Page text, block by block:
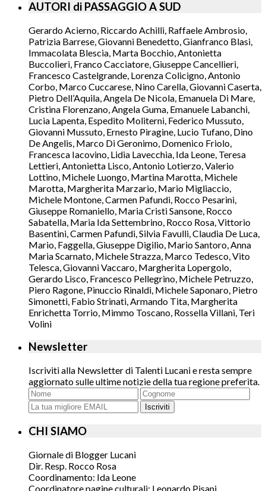
AUTORI di PASSAGGIO A SUD
Gerardo Acierno, Riccardo Achilli, Raffaele Ambrosio,
Patrizia Barrese, Giovanni Benedetto, Gianfranco Blasi,
Immacolata Blescia, Marta Bocchio, Antonietta
Buccolieri, Franco Cacciatore, Giuseppe Cancellieri,
Francesco Castelgrande, Lorenza Colicigno, Antonio
Corbo, Marco Cuccarese, Nino Carella, Giovanni Caserta,
Pietro Dell’Aquila, Angela De Nicola, Emanuela Di Mare,
Cristina Florenzano, Angela Guma, Emanuele Labanchi,
Lucia Lapenta, Espedito Moliterni, Federico Mussuto,
Giovanni Mussuto, Ernesto Piragine, Lucio Tufano, Dino
De Angelis, Marco Di Geronimo, Domenico Friolo,
Francesca Iacovino, Lidia Lavecchia, Ida Leone, Teresa
Lettieri, Antonietta Lisco, Antonio Lotierzo, Valerio
Lottino, Michele Luongo, Martina Marotta, Michele
Marotta, Margherita Marzario, Mario Migliaccio,
Michele Montone, Carmen Pafundi, Rocco Pesarini,
Giuseppe Romaniello, Maria Cristi Sansone, Rocco
Sabatella, Maria Ida Settembrino, Rocco Rosa, Vittorio
Basentini, Carmen Pafundi, Silvia Favulli, Claudia De Luca,
Mario, Faggella, Giuseppe Digilio, Mario Santoro, Anna
Maria Scarnato, Michele Strazza, Marco Tedesco, Vito
Telesca, Giovanni Vaccaro, Margherita Lopergolo,
Gerardo Lisco, Francesco Pellegrino, Michele Petruzzo,
Piero Ragone, Pinuccio Rinaldi, Michele Saponaro, Pietro
Simonetti, Fabio Strinati, Armando Tita, Margherita
Enrichetta Torrio, Mimmo Toscano, Rossella Villani, Teri
Volini
Newsletter
Iscriviti alla Newsletter di Talenti Lucani e resta sempre
aggiornato sulle ultime notizie della tua regione preferita.
Iscriviti
CHI SIAMO
Giornale di Blogger Lucani
Dir. Resp. Rocco Rosa
Coordinamento: Ida Leone
Coordinatore pagine culturali: Leonardo Pisani